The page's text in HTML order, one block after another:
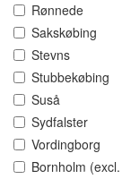
Rønnede
Sakskøbing
Stevns
Stubbekøbing
Suså
Sydfalster
Vordingborg
Bornholm